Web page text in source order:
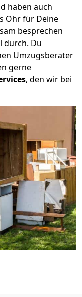
haben auch
Ohr für Deine
besprechen
durch. Du
Umzugsberater
gerne
, den wir bei